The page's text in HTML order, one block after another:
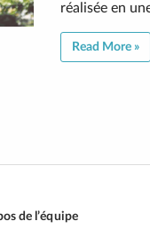
réalisée en
Read More »
de l’équipe